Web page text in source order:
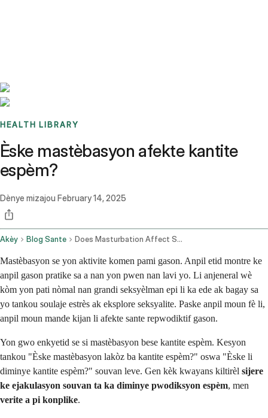
HEALTH LIBRARY
Èske mastèbasyon afekte kantite
espèm?
Dènye mizajou February 14, 2025
Akèy Blog Sante Does Masturbation Affect Sperm Count
Mastèbasyon se yon aktivite komen pami gason. Anpil etid montre ke
anpil gason pratike sa a nan yon pwen nan lavi yo. Li anjeneral wè
kòm yon pati nòmal nan grandi seksyèlman epi li ka ede ak bagay sa
yo tankou soulaje estrès ak eksplore seksyalite. Paske anpil moun fè li,
anpil moun mande kijan li afekte sante repwodiktif gason.
Yon gwo enkyetid se si mastèbasyon bese kantite espèm. Kesyon
tankou "Èske mastèbasyon lakòz ba kantite espèm?" oswa "Èske li
diminye kantite espèm?" souvan leve. Gen kèk kwayans kiltirèl sijere
ke ejakulasyon souvan ta ka diminye pwodiksyon espèm, men
verite a pi konplike.